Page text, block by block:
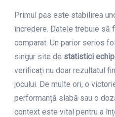
Primul pas este stabilirea
încredere. Datele trebuie să
comparat. Un parior serios
singur site de statistici
verificați nu doar rezultatul
jocului. De multe ori, o
performanță slabă sau o
context este vital pentru a